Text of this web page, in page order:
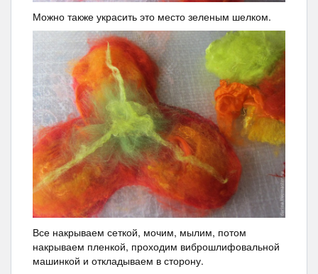
Можно также украсить это место зеленым шелком.
Все накрываем сеткой, мочим, мылим, потом
накрываем пленкой, проходим виброшлифовальной
машинкой и откладываем в сторону.